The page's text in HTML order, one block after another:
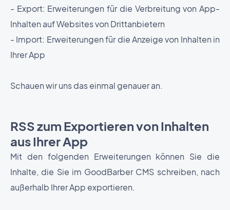
- Export: Erweiterungen für die Verbreitung von App-
Inhalten auf Websites von Drittanbietern
- Import: Erweiterungen für die Anzeige von Inhalten in
Ihrer App
Schauen wir uns das einmal genauer an.
RSS zum Exportieren von Inhalten
aus Ihrer App
Mit den folgenden Erweiterungen können Sie die
Inhalte, die Sie im GoodBarber CMS schreiben, nach
außerhalb Ihrer App exportieren.